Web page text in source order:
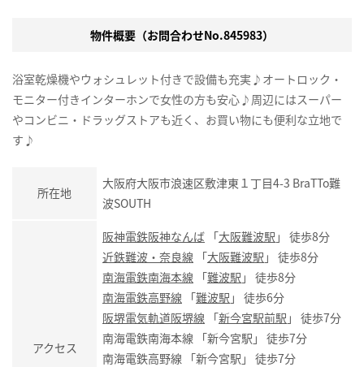
物件概要（お問合わせNo.845983）
浴室乾燥機やウォシュレット付きで設備も充実♪オートロック・
モニター付きインターホンで女性の方も安心♪周辺にはスーパー
やコンビニ・ドラッグストアも近く、お買い物にも便利な立地で
す♪
所在地
大阪府大阪市浪速区敷津東１丁目4-3 BraTTo難
波SOUTH
アクセス
阪神電鉄阪神なんば 「大阪難波駅 」 徒歩8分
近鉄難波・奈良線 「大阪難波駅 」 徒歩8分
南海電鉄南海本線 「難波駅 」 徒歩8分
南海電鉄高野線 「難波駅 」 徒歩6分
阪堺電気軌道阪堺線 「新今宮駅前駅 」 徒歩7分
南海電鉄南海本線 「新今宮駅」 徒歩7分
南海電鉄高野線 「新今宮駅」 徒歩7分